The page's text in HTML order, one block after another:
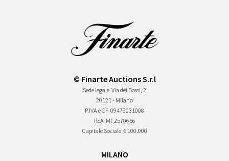
© Finarte Auctions S.r.l
Sede legale Via dei Bossi, 2
20121 - Milano
P.IVA e CF 09479031008
REA MI-2570656
Capitale Sociale € 100.000
MILANO